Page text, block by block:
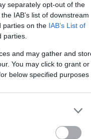
separately opt-out of the
IAB’s list of downstream
parties on the IAB’s List of
parties.
and may gather and
You may click to grant or
below specified purposes